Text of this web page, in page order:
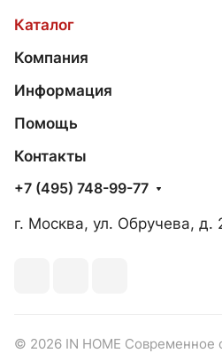
Каталог
Компания
Информация
Помощь
Контакты
+7 (495) 748-99-77
г. Москва, ул. Обручева, д.
© 2026 IN HOME Современное